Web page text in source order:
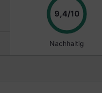
9,4/10Punkte
Nachhaltig